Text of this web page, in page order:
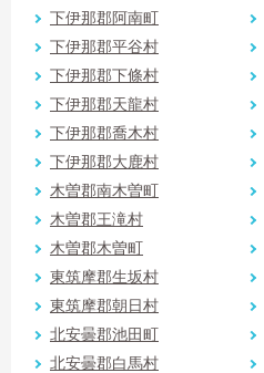
下伊那郡阿南町
下伊那郡平谷村
下伊那郡下條村
下伊那郡天龍村
下伊那郡喬木村
下伊那郡大鹿村
木曽郡南木曽町
木曽郡王滝村
木曽郡木曽町
東筑摩郡生坂村
東筑摩郡朝日村
北安曇郡池田町
北安曇郡白馬村